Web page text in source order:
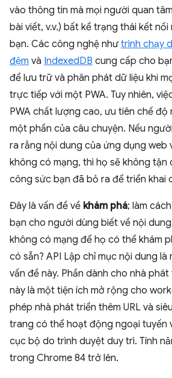
vào thông tin mà mọi người quan
bài viết, v.v.) bất kể trạng thái kết nối
bạn. Các công nghệ như trình chạy
đệm và IndexedDB cung cấp cho
để lưu trữ và phân phát dữ liệu khi
trực tiếp với một PWA. Tuy nhiên,
PWA chất lượng cao, ưu tiên chế độ
một phần của câu chuyện. Nếu
ra rằng nội dung của ứng dụng web
không có mạng, thì họ sẽ không
công sức bạn đã bỏ ra để triển khai
Đây là vấn đề về khám phá; làm
bạn cho người dùng biết về nội
không có mạng để họ có thể khám
có sẵn? API Lập chỉ mục nội dung
vấn đề này. Phần dành cho nhà
này là một tiện ích mở rộng cho
phép nhà phát triển thêm URL và
trang có thể hoạt động ngoại tuyến
cục bộ do trình duyệt duy trì. Tính
trong Chrome 84 trở lên.